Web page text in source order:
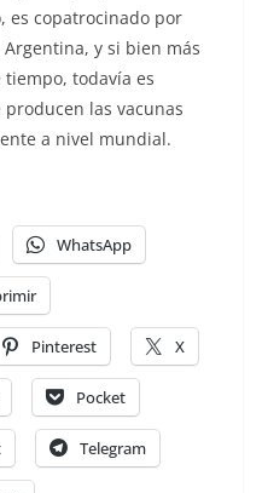
es copatrocinado por
y si bien más
todavía es
las vacunas
a nivel mundial.
WhatsApp
Pinterest X
Pocket
Telegram